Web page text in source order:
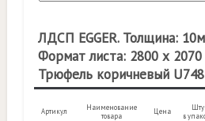
ЛДСП EGGER. Толщина:
Формат листа: 2800 х
Трюфель коричневый
Артикул
Наименование
товара
Цена
в